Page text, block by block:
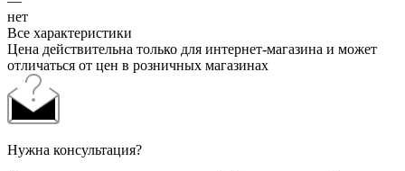
нет
Все характеристики
Цена действительна только для интернет-магазина и может
отличаться от цен в розничных магазинах
Нужна консультация?